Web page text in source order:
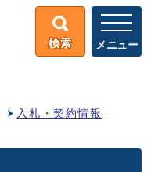
検索 メニュー
入札・契約情報